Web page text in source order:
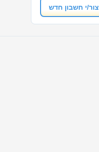
צור/י חשבון חדש